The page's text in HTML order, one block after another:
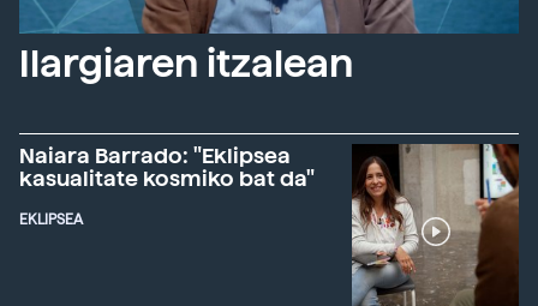
Ilargiaren itzalean
Naiara Barrado: "Eklipsea
kasualitate kosmiko bat da"
EKLIPSEA